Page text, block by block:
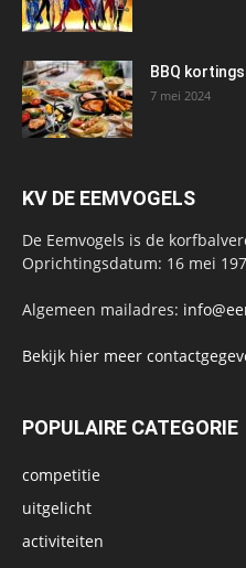
BBQ
7 mei 2024
KV DE EEMVOGELS
De Eemvogels is de
Oprichtingsdatum: 16 mei
Algemeen mailadres:
Bekijk hier meer
POPULAIRE CATEGORIE
competitie
uitgelicht
activiteiten